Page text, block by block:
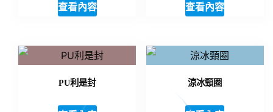
查看內容 查看內容
PU利是封 涼冰頸圈